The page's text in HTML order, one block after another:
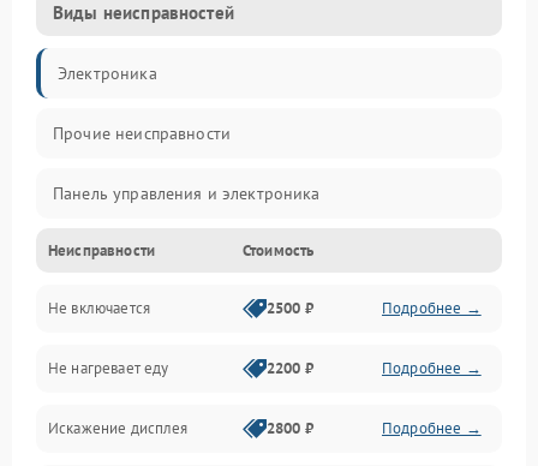
Виды неисправностей
Электроника
Прочие неисправности
Панель управления и электроника
Дверца и корпус
Механика и внутренние элементы
Механические повреждения
Питание и запуск
Неисправности Стоимость
Не включается 2500 ₽ Подробнее →
Не нагревает еду 2200 ₽ Подробнее →
Искажение дисплея 2800 ₽ Подробнее →